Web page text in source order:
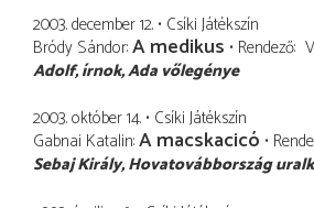
2003. december 12. Csíki Játékszín
Bródy Sándor A medikus Rendező
Adolf írnok, Ada vőlegénye
2003. október 14. Csíki Játékszín
Gabnai Katalin A macskacicó
Sebaj Király Hovatovábbország